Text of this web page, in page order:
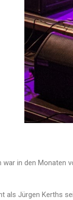
war in den Monaten
als Jürgen Kerths